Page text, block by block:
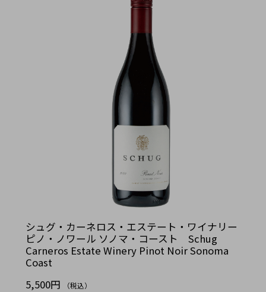
シュグ・カーネロス・エステート・ワイナリー
ピノ・ノワール ソノマ・コースト Schug
Carneros Estate Winery Pinot Noir Sonoma
Coast
5,500円
（税込）